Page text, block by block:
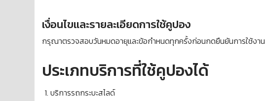
เงื่อนไขและรายละเอียดการใช้คูปอง
กรุณาตรวจสอบวันหมดอายุและข้อกำหนดทุกครั้งก่อนกดยืนยันการใช้งาน
ประเภทบริการที่ใช้คูปองได้
บริการรถกระบะสไลด์